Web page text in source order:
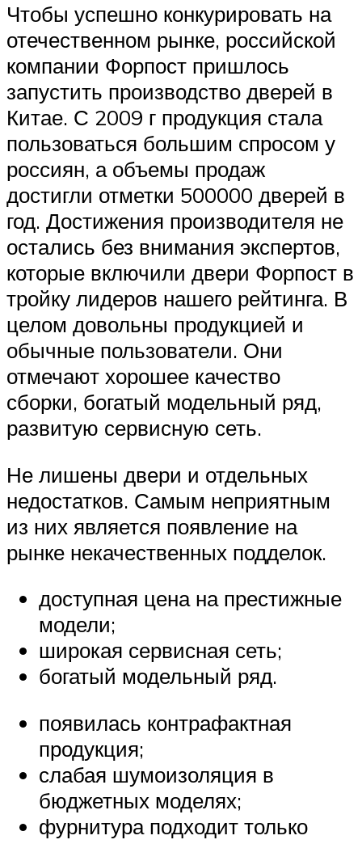
Чтобы успешно конкурировать на
отечественном рынке, российской
компании Форпост пришлось
запустить производство дверей в
Китае. С 2009 г продукция стала
пользоваться большим спросом у
россиян, а объемы продаж
достигли отметки 500000 дверей в
год. Достижения производителя не
остались без внимания экспертов,
которые включили двери Форпост в
тройку лидеров нашего рейтинга. В
целом довольны продукцией и
обычные пользователи. Они
отмечают хорошее качество
сборки, богатый модельный ряд,
развитую сервисную сеть.
Не лишены двери и отдельных
недостатков. Самым неприятным
из них является появление на
рынке некачественных подделок.
доступная цена на престижные
модели;
широкая сервисная сеть;
богатый модельный ряд.
появилась контрафактная
продукция;
слабая шумоизоляция в
бюджетных моделях;
фурнитура подходит только